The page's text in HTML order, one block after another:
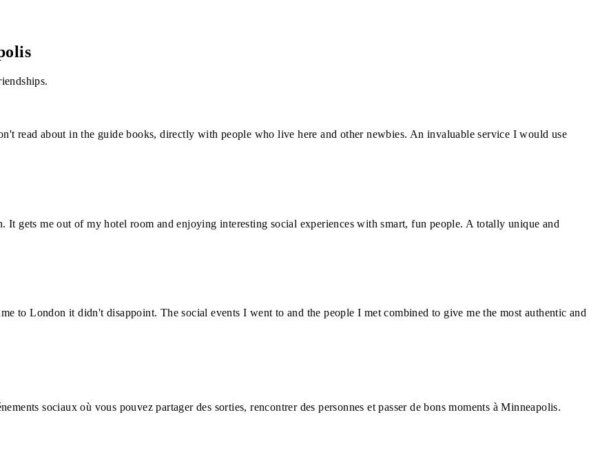
read about in the guide books, directly with people who live here and other newbies. An invaluable service I would use
gets me out of my hotel room and enjoying interesting social experiences with smart, fun people. A totally unique and
to London it didn't disappoint. The social events I went to and the people I met combined to give me the most authentic and
sociaux où vous pouvez partager des sorties, rencontrer des personnes et passer de bons moments à Minneapolis.